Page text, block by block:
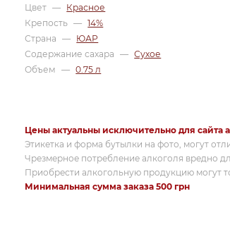
Цвет — Красное
Крепость — 14%
Страна
— ЮАР
Содержание сахара
— Сухое
Объем
— 0.75 л
Цены актуальны исключительно для сайта
Этикетка и форма бутылки на фото, могут
Чрезмерное потребление алкоголя вредно
Приобрести алкогольную продукцию могут
Минимальная сумма заказа 500 грн